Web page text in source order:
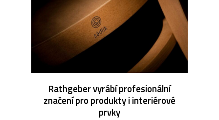
Rathgeber vyrábí profesionální
značení pro produkty i interiérové
prvky